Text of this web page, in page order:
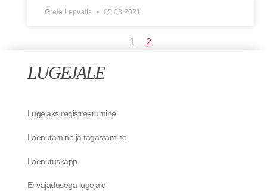
Grete Lepvalts 05.03.2021
1 2
LUGEJALE
Lugejaks registreerumine
Laenutamine ja tagastamine
Laenutuskapp
Erivajadusega lugejale